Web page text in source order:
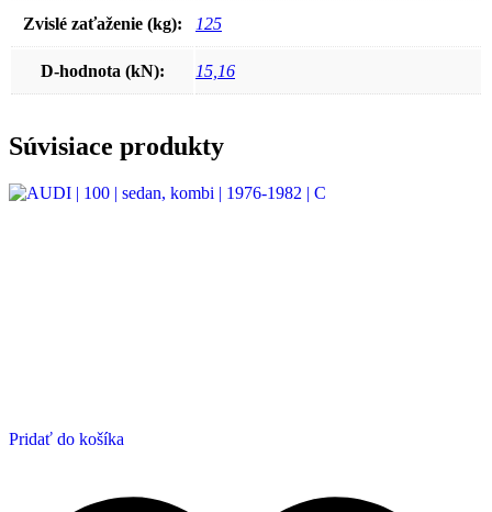
Zvislé zaťaženie (kg): 125
D-hodnota (kN): 15,16
Súvisiace produkty
Pridať do košíka